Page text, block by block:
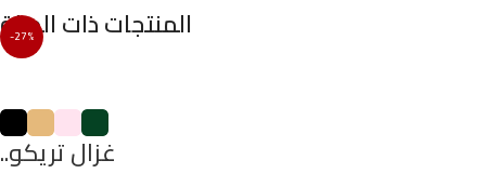
المنتجات ذات الصلة
..غزال تريكو
-27%